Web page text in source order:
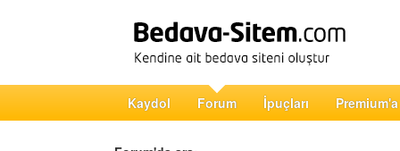
Kaydol Forum İpuçları